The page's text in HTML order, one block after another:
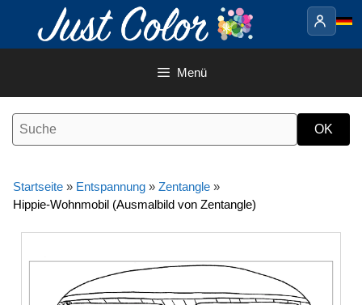
Inhalt
Menü
Startseite » Entspannung » Zentangle »
Hippie-Wohnmobil (Ausmalbild von Zentangle)